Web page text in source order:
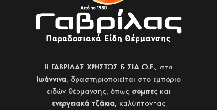
H ΓΑΒΡΙΛΑΣ ΧΡΗΣΤΟΣ & ΣΙΑ Ο.Ε.,στα
Ιωάννινα, δραστηριοποιείται στο εμπόριο
ειδών θέρμανσης, όπως σόμπεςκαι
ενεργειακά τζάκια, καλύπτοντας